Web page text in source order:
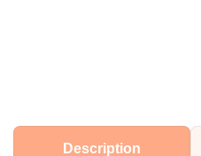
Description